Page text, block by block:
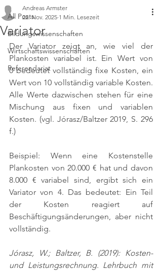
All Posts
Bildungswissenschaften
Wirtschaftswissenschaften
Referendariat
Variator
Andreas Armster
22. Nov. 2025 1 Min. Lesezeit
Der Variator zeigt an, wie viel der
Plankosten variabel ist. Ein Wert von
0 bedeutet vollständig fixe Kosten, ein
Wert von 10 vollständig variable Kosten.
Alle Werte dazwischen stehen für eine
Mischung aus fixen und variablen
Kosten. (vgl. Jórasz/Baltzer 2019, S. 296
f.)
Beispiel: Wenn eine Kostenstelle
Plankosten von 20.000 € hat und davon
8.000 € variabel sind, ergibt sich ein
Variator von 4. Das bedeutet: Ein Teil
der Kosten reagiert auf
Beschäftigungsänderungen, aber nicht
vollständig.
Jórasz, W.; Baltzer, B. (2019): Kosten-
und Leistungsrechnung. Lehrbuch mit